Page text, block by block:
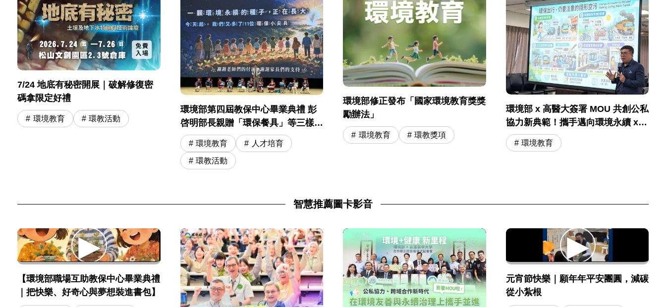
7/24 地底有秘密開展｜破解修復密
碼拿限定好禮
環境教育 環教活動
環境部第四屆教保中心畢業典禮 彭
啓明部長親贈「環保餐具」等三樣神
奇寶物 勉勵 11 位環保小尖兵開啟小
學冒險旅程
環境教育 人才培育
環教活動
環境部修正發布「國家環境教育獎獎
勵辦法」
環境教育 環教獎項
環境部 x 高醫大簽署 MOU 共創公私
協力新典範！攜手邁向環境永續 x
國民健康
環境教育
智慧推薦圖卡影音
【環境部職場互助教保中心畢業典禮
｜把快樂、好奇心與夢想裝進書包】
元宵節快樂｜願年年平安團圓，減碳
從小紮根